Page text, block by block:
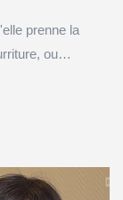
prenne la
ou…